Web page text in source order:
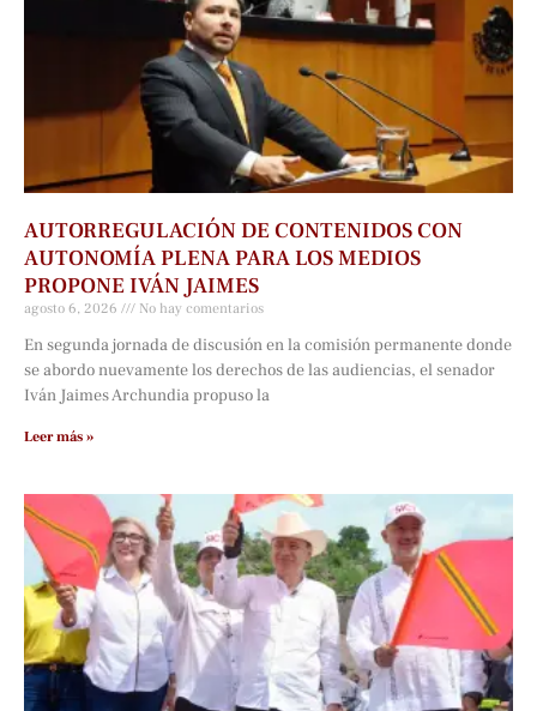
AUTORREGULACIÓN DE CONTENIDOS CON
AUTONOMÍA PLENA PARA LOS MEDIOS
PROPONE IVÁN JAIMES
agosto 6, 2026 No hay comentarios
En segunda jornada de discusión en la comisión permanente donde
se abordo nuevamente los derechos de las audiencias, el senador
Iván Jaimes Archundia propuso la
Leer más »